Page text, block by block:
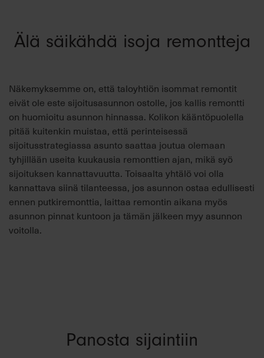
Älä säikähdä isoja remontteja
Näkemyksemme on, että taloyhtiön isommat remontit
eivät ole este sijoitusasunnon ostolle, jos kallis remontti
on huomioitu asunnon hinnassa. Kolikon kääntöpuolella
pitää kuitenkin muistaa, että perinteisessä
sijoitusstrategiassa asunto saattaa joutua olemaan
tyhjillään useita kuukausia remonttien ajan, mikä syö
sijoituksen kannattavuutta. Toisaalta yhtälö voi olla
kannattava siinä tilanteessa, jos asunnon ostaa edullisesti
ennen putkiremonttia, laittaa remontin aikana myös
asunnon pinnat kuntoon ja tämän jälkeen myy asunnon
voitolla.
Panosta sijaintiin